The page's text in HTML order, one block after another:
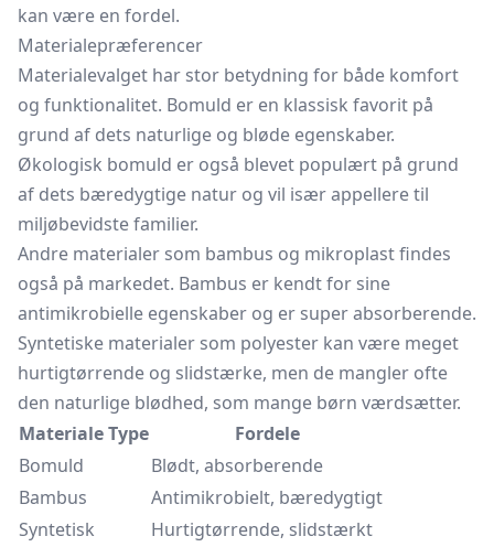
kan være en fordel.
Materialepræferencer
Materialevalget har stor betydning for både komfort
og funktionalitet. Bomuld er en klassisk favorit på
grund af dets naturlige og bløde egenskaber.
Økologisk bomuld er også blevet populært på grund
af dets bæredygtige natur og vil især appellere til
miljøbevidste familier.
Andre materialer som bambus og mikroplast findes
også på markedet. Bambus er kendt for sine
antimikrobielle egenskaber og er super absorberende.
Syntetiske materialer som polyester kan være meget
hurtigtørrende og slidstærke, men de mangler ofte
den naturlige blødhed, som mange børn værdsætter.
Materiale Type
Fordele
Bomuld
Blødt, absorberende
Bambus
Antimikrobielt, bæredygtigt
Syntetisk
Hurtigtørrende, slidstærkt